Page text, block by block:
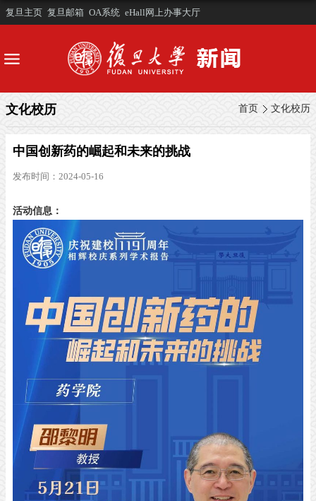
复旦主页 复旦邮箱 OA系统 eHall网上办事大厅
首页 文化校历
文化校历
中国创新药的崛起和未来的挑战
发布时间：2024-05-16
活动信息：